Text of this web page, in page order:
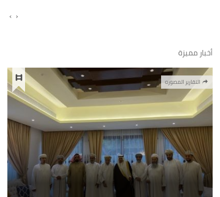
› ‹
أخبار مميزة
التقارير المصوره